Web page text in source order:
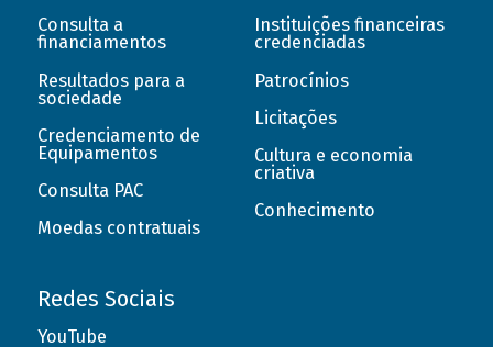
Consulta a
financiamentos
Resultados para a
sociedade
Credenciamento de
Equipamentos
Consulta PAC
Moedas contratuais
Instituições financeiras
credenciadas
Patrocínios
Licitações
Cultura e economia
criativa
Conhecimento
Redes Sociais
YouTube